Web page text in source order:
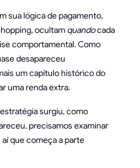
sua lógica de pagamento,
ocultam quandocada
comportamental. Como
desapareceu
um capítulo histórico do
uma renda extra.
surgiu, como
precisamos examinar
que começa a parte